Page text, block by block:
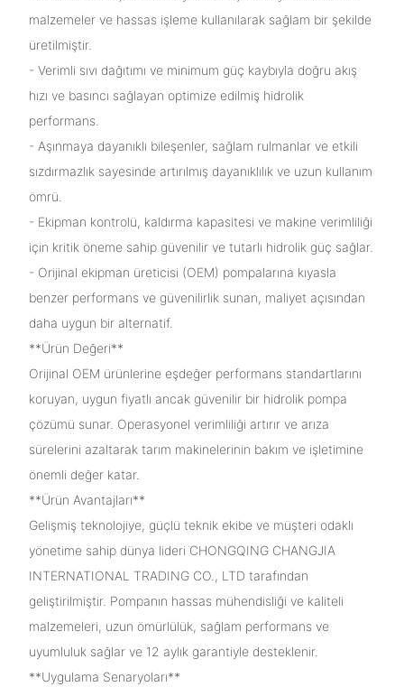
malzemeler ve hassas işleme kullanılarak sağlam bir şekilde
üretilmiştir.
- Verimli sıvı dağıtımı ve minimum güç kaybıyla doğru akış
hızı ve basıncı sağlayan optimize edilmiş hidrolik
performans.
- Aşınmaya dayanıklı bileşenler, sağlam rulmanlar ve etkili
sızdırmazlık sayesinde artırılmış dayanıklılık ve uzun kullanım
ömrü.
- Ekipman kontrolü, kaldırma kapasitesi ve makine verimliliği
için kritik öneme sahip güvenilir ve tutarlı hidrolik güç sağlar.
- Orijinal ekipman üreticisi (OEM) pompalarına kıyasla
benzer performans ve güvenilirlik sunan, maliyet açısından
daha uygun bir alternatif.
**Ürün Değeri**
Orijinal OEM ürünlerine eşdeğer performans standartlarını
koruyan, uygun fiyatlı ancak güvenilir bir hidrolik pompa
çözümü sunar. Operasyonel verimliliği artırır ve arıza
sürelerini azaltarak tarım makinelerinin bakım ve işletimine
önemli değer katar.
**Ürün Avantajları**
Gelişmiş teknolojiye, güçlü teknik ekibe ve müşteri odaklı
yönetime sahip dünya lideri CHONGQING CHANGJIA
INTERNATIONAL TRADING CO., LTD tarafından
geliştirilmiştir. Pompanın hassas mühendisliği ve kaliteli
malzemeleri, uzun ömürlülük, sağlam performans ve
uyumluluk sağlar ve 12 aylık garantiyle desteklenir.
**Uygulama Senaryoları**